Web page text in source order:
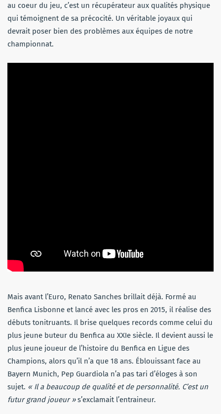
au coeur du jeu, c’est un récupérateur aux qualités physique
qui témoignent de sa précocité. Un véritable joyaux qui
devrait poser bien des problèmes aux équipes de notre
championnat.
Mais avant l’Euro, Renato Sanches brillait déjà. Formé au
Benfica Lisbonne et lancé avec les pros en 2015, il réalise des
débuts tonitruants. Il brise quelques records comme celui du
plus jeune buteur du Benfica au XXIe siècle. Il devient aussi le
plus jeune joueur de l’histoire du Benfica en Ligue des
Champions, alors qu’il n’a que 18 ans. Éblouissant face au
Bayern Munich, Pep Guardiola n’a pas tari d’éloges à son
sujet. « Il a beaucoup de qualité et de personnalité. C’est un
futur grand joueur »s’exclamait l’entraineur.